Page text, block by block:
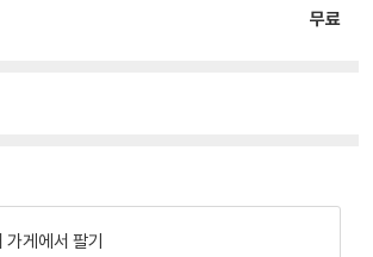
무료
가게에서 팔기